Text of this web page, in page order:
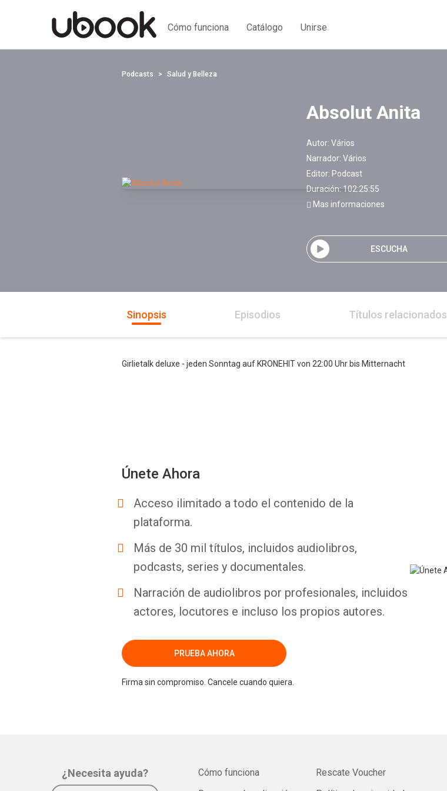
Cómo funciona Catálogo Unirse
Podcasts Salud y Belleza
Absolut Anita
Autor: Vários
Narrador: Vários
Editor: Podcast
Duración: 102:25:55
Mas informaciones
ESCUCHA
Sinopsis Episodios Títulos relacionados
Girlietalk deluxe - jeden Sonntag auf KRONEHIT von 22:00 Uhr bis Mitternacht
Únete Ahora
Acceso ilimitado a todo el contenido de la
plataforma.
Más de 30 mil títulos, incluidos audiolibros,
podcasts, series y documentales.
Narración de audiolibros por profesionales, incluidos
actores, locutores e incluso los propios autores.
PRUEBA AHORA
Firma sin compromiso. Cancele cuando quiera.
¿Necesita ayuda?
Cómo funciona
Rescate Voucher
Facebook